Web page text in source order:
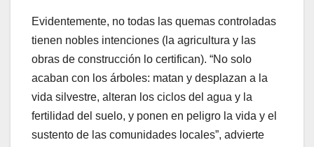
Evidentemente, no todas las quemas controladas
tienen nobles intenciones (la agricultura y las
obras de construcción lo certifican). “No solo
acaban con los árboles: matan y desplazan a la
vida silvestre, alteran los ciclos del agua y la
fertilidad del suelo, y ponen en peligro la vida y el
sustento de las comunidades locales”, advierte